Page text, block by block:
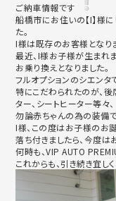
ご納車情報です
船橋市にお住いの【I】様に
た。
I様は既存のお客様となり
最近、 I様お子様が生まれ
お乗り換えとなりました。
フルオプションのシエンタで
特にこだわられたのが、後
ター、シートヒーター等々、
勿論赤ちゃんの為の装備で
I様、この度はお子様のお
落ち付きましたら、 今度は
何時も、VIP AUTO
これからも、引き続き宜し